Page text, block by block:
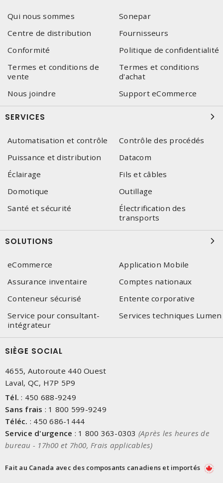
Qui nous sommes
Sonepar
Centre de distribution
Fournisseurs
Conformité
Politique de confidentialité
Termes et conditions de
vente
Termes et conditions
d'achat
Nous joindre
Support eCommerce
SERVICES
Automatisation et contrôle
Contrôle des procédés
Puissance et distribution
Datacom
Éclairage
Fils et câbles
Domotique
Outillage
Santé et sécurité
Électrification des
transports
SOLUTIONS
eCommerce
Application Mobile
Assurance inventaire
Comptes nationaux
Conteneur sécurisé
Entente corporative
Service pour consultant-
intégrateur
Services techniques Lumen
SIÈGE SOCIAL
4655, Autoroute 440 Ouest
Laval, QC, H7P 5P9
Tél. : 450 688-9249
Sans frais : 1 800 599-9249
Téléc. : 450 686-1444
Service d'urgence : 1 800 363-0303 (Après les heures de
bureau - 17h00 et 7h00, Frais applicables)
Fait au Canada avec des composants canadiens et importés